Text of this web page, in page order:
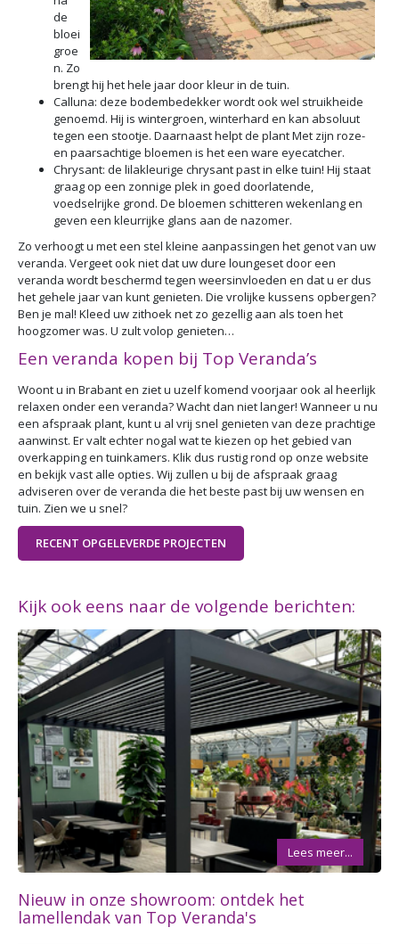
de
bloei
groe
n. Zo
brengt hij het hele jaar door kleur in de tuin.
Calluna: deze bodembedekker wordt ook wel struikheide
genoemd. Hij is wintergroen, winterhard en kan absoluut
tegen een stootje. Daarnaast helpt de plant Met zijn roze-
en paarsachtige bloemen is het een ware eyecatcher.
Chrysant: de lilakleurige chrysant past in elke tuin! Hij staat
graag op een zonnige plek in goed doorlatende,
voedselrijke grond. De bloemen schitteren wekenlang en
geven een kleurrijke glans aan de nazomer.
Zo verhoogt u met een stel kleine aanpassingen het genot van uw
veranda. Vergeet ook niet dat uw dure loungeset door een
veranda wordt beschermd tegen weersinvloeden en dat u er dus
het gehele jaar van kunt genieten. Die vrolijke kussens opbergen?
Ben je mal! Kleed uw zithoek net zo gezellig aan als toen het
hoogzomer was. U zult volop genieten…
Een veranda kopen bij Top Veranda’s
Woont u in Brabant en ziet u uzelf komend voorjaar ook al heerlijk
relaxen onder een veranda? Wacht dan niet langer! Wanneer u nu
een afspraak plant, kunt u al vrij snel genieten van deze prachtige
aanwinst. Er valt echter nogal wat te kiezen op het gebied van
overkapping en tuinkamers. Klik dus rustig rond op onze website
en bekijk vast alle opties. Wij zullen u bij de afspraak graag
adviseren over de veranda die het beste past bij uw wensen en
tuin. Zien we u snel?
RECENT OPGELEVERDE PROJECTEN
Kijk ook eens naar de volgende berichten:
Nieuw in onze showroom: ontdek het
lamellendak van Top Veranda's
Lees meer...